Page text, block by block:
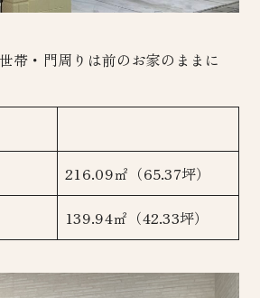
帯・門周りは前のお家のままに
216.09㎡（65.37坪）
139.94㎡（42.33坪）